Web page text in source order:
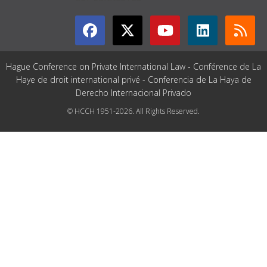
Hague Conference on Private International Law - Conférence de La
Haye de droit international privé - Conferencia de La Haya de
Derecho Internacional Privado
© HCCH 1951-2026. All Rights Reserved.